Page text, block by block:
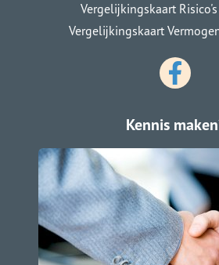
Vergelijkingskaart
Vergelijkingskaart
Kennis